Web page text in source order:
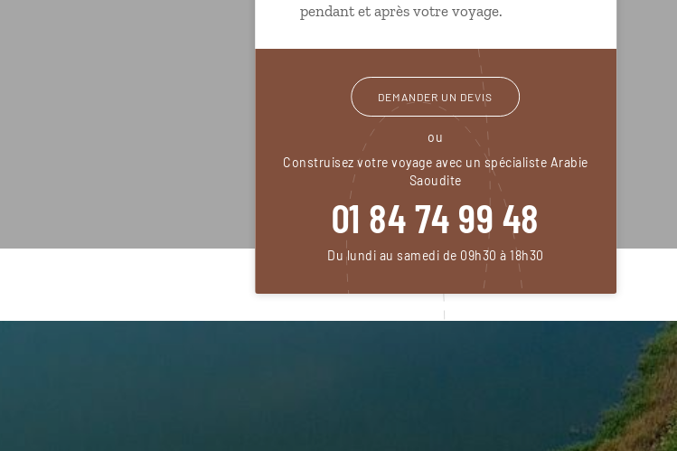
pendant et après votre voyage.
DEMANDER UN DEVIS
ou
Construisez votre voyage avec un spécialiste Arabie
Saoudite
01 84 74 99 48
Du lundi au samedi de 09h30 à 18h30